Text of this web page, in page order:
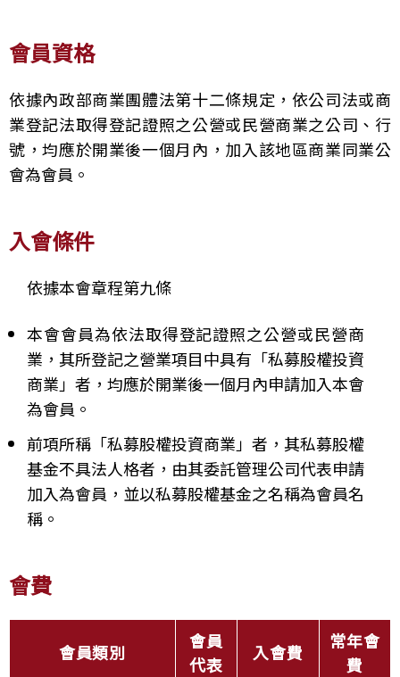
會員資格
依據內政部商業團體法第十二條規定，依公司法或商
業登記法取得登記證照之公營或民營商業之公司、行
號，均應於開業後一個月內，加入該地區商業同業公
會為會員。
入會條件
依據本會章程第九條
本會會員為依法取得登記證照之公營或民營商
業，其所登記之營業項目中具有「私募股權投資
商業」者，均應於開業後一個月內申請加入本會
為會員。
前項所稱「私募股權投資商業」者，其私募股權
基金不具法人格者，由其委託管理公司代表申請
加入為會員，並以私募股權基金之名稱為會員名
稱。
會費
會員類別
會員
代表
入會費
常年會
費